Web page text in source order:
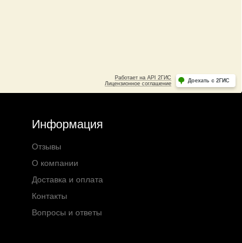
Информация
Отзывы
О компании
Доставка и оплата
Контакты
Вопросы и ответы